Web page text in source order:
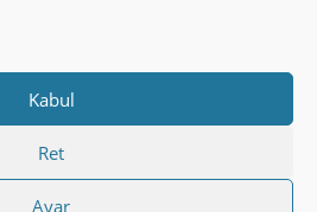
Kabul
Ret
Ayar
Türkiye – Canlı İzleyin
Sayfası
Odası